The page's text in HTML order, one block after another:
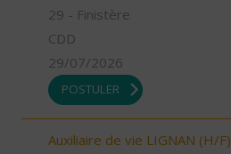
29 - Finistère
CDD
29/07/2026
POSTULER
Auxiliaire de vie LIGNAN (H/F)